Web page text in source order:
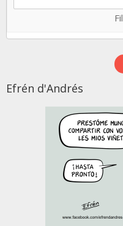
Efrén d'Andrés